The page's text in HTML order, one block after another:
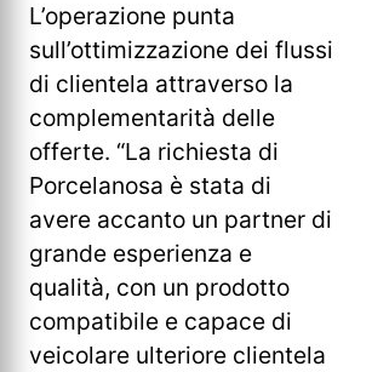
L’operazione punta
sull’ottimizzazione dei flussi
di clientela attraverso la
complementarità delle
offerte. “La richiesta di
Porcelanosa è stata di
avere accanto un partner di
grande esperienza e
qualità, con un prodotto
compatibile e capace di
veicolare ulteriore clientela